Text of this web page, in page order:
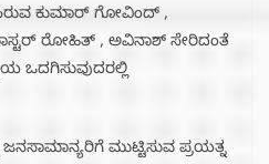
ಕುಮಾರ್ ಗೋವಿಂದ್ ,
ರೋಹಿತ್ , ಅವಿನಾಶ್ ಸೇರಿದಂತೆ
ಒದಗಿಸುವುದರಲ್ಲಿ
ಜನಸಾಮಾನ್ಯರಿಗೆ ಮುಟ್ಟಿಸುವ ಪ್ರಯತ್ನ